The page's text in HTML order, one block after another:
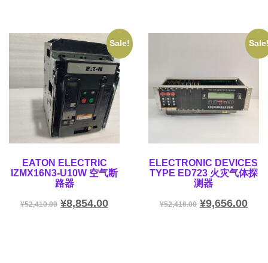
Sale!
EATON ELECTRIC
IZMX16N3-U10W 空气断
路器
¥52,410.00 ¥8,854.00
ELECTRONIC DEVICES
TYPE ED723 火灾气体探
测器
¥52,410.00 ¥9,656.00